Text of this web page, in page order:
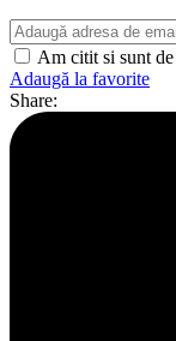
Am citit si sunt
Adaugă la favorite
Share: